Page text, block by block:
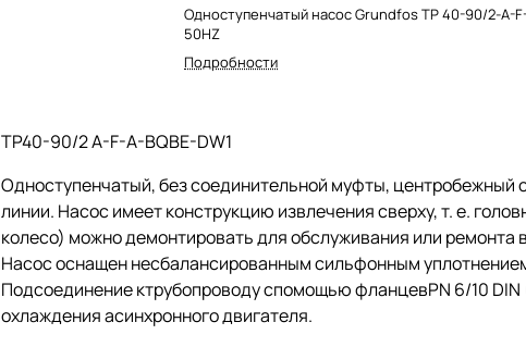
Одноступенчатый насос Grundfos TP 40-90/2-A-
50HZ
Подробности
TP40-90/2 A-F-A-BQBE-DW1
Одноступенчатый, без соединительной муфты,
линии. Насос имеет конструкцию извлечения сверху,т. е.
колесо) можно демонтировать для обслуживания или ремонта
Насос оснащен несбалансированным сильфонным
Подсоединение ктрубопроводу спомощью фланцевPN 6/10
охлаждения асинхронного двигателя.